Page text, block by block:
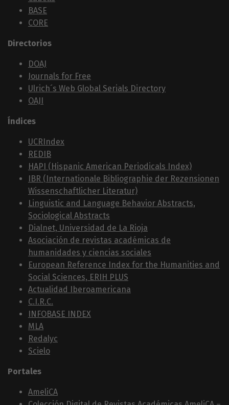
BASE
CORE
Directorios
DOAJ
Journals for Free
Ulrich´s Web Global Serials Directory
OAJI
Índices
UCRIndex
REDIB
HAPI (Hispanic American Periodicals Index)
IBR (Internationale Bibliographie der Rezensionen
Wissenschaftlicher Literatur)
Linguistic and Language Behavior Abstracts,
Sociological Abstracts
Dialnet, Universidad de La Rioja
Asociación de revistas académicas de
humanidades y ciencias sociales
European Reference Index for the Humanities and
Social Sciences, ERIH PLUS
Actualidad Iberoamericana
C.I.R.C.
INFOBASE INDEX
MLA
Redalyc
Scielo
Portales
AmeliCA